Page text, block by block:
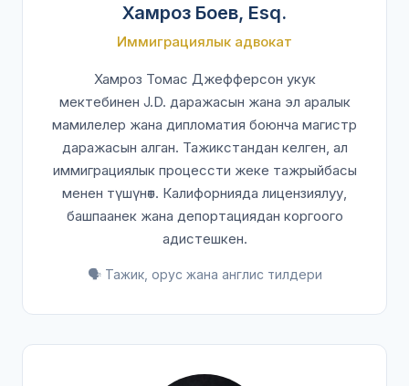
Хамроз Боев, Esq.
Иммиграциялык адвокат
Хамроз Томас Джефферсон укук
мектебинен J.D. даражасын жана эл аралык
мамилелер жана дипломатия боюнча магистр
даражасын алган. Тажикстандан келген, ал
иммиграциялык процессти жеке тажрыйбасы
менен түшүнөт. Калифорнияда лицензиялуу,
башпаанек жана депортациядан коргоого
адистешкен.
🗣️ Тажик, орус жана англис тилдери